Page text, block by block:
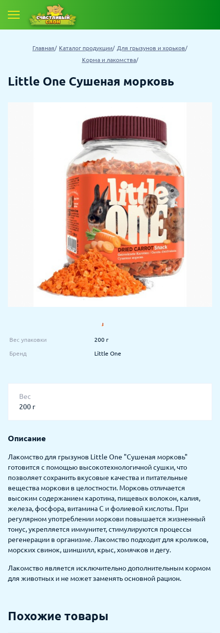
Главная Каталог продукции
Для грызунов и хорьков
Корма и лакомства
Little One Сушеная морковь
Вес упаковки 200 г
Бренд Little One
Вес
200 г
Описание
Лакомство для грызунов Little One "Сушеная морковь"
готовится с помощью высокотехнологичной сушки, что
позволяет сохранить вкусовые качества и питательные
вещества моркови в целостности. Морковь отличается
высоким содержанием каротина, пищевых волокон, калия,
железа, фосфора, витамина С и фолиевой кислоты. При
регулярном употреблении моркови повышается жизненный
тонус, укрепляется иммунитет, стимулируются процессы
регенерации в организме. Лакомство подходит для кроликов,
морских свинок, шиншилл, крыс, хомячков и дегу.
Лакомство является исключительно дополнительным кормом
для животных и не может заменять основной рацион.
Похожие товары